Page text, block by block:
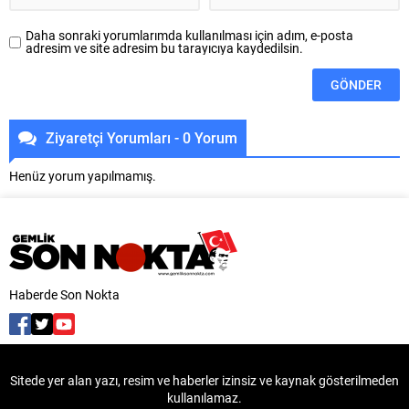
Daha sonraki yorumlarımda kullanılması için adım, e-posta
adresim ve site adresim bu tarayıcıya kaydedilsin.
Ziyaretçi Yorumları - 0 Yorum
Henüz yorum yapılmamış.
Haberde Son Nokta
Sitede yer alan yazı, resim ve haberler izinsiz ve kaynak gösterilmeden
kullanılamaz.